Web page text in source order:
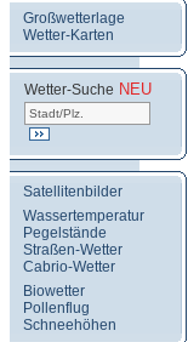
Großwetterlage
Wetter-Karten
Wetter-Suche NEU
Satellitenbilder
Wassertemperatur
Pegelstände
Straßen-Wetter
Cabrio-Wetter
Biowetter
Pollenflug
Schneehöhen